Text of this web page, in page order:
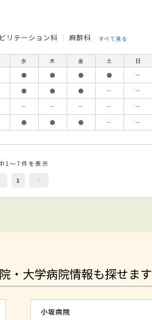
リテーション科 麻酔科 すべて見る
水 木 金 土 日
● ● ● ● －
● ● ● － －
－ － － － －
● ● ● － －
1～7件を表示
1
・大学病院情報も探せます
小坂病院